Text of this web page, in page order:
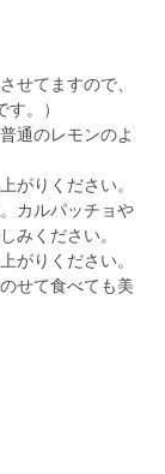
せてますので、
。）
通のレモンのよ
がりください。
カルパッチョや
みください。
がりください。
せて食べても美